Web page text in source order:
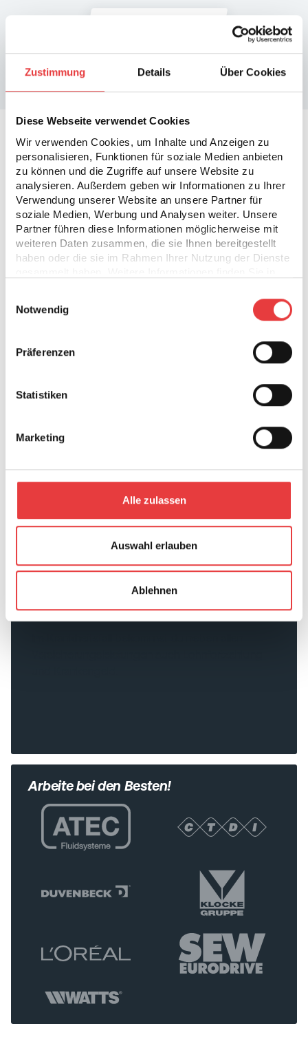
Zustimmung Details Über Cookies
Diese Webseite verwendet Cookies
Wir verwenden Cookies, um Inhalte und Anzeigen zu
personalisieren, Funktionen für soziale Medien anbieten
zu können und die Zugriffe auf unsere Website zu
analysieren. Außerdem geben wir Informationen zu Ihrer
Verwendung unserer Website an unsere Partner für
soziale Medien, Werbung und Analysen weiter. Unsere
Partner führen diese Informationen möglicherweise mit
weiteren Daten zusammen, die sie Ihnen bereitgestellt
haben oder die sie im Rahmen Ihrer Nutzung der Dienste
Notwendig
Präferenzen
Statistiken
Marketing
Alle zulassen
Auswahl erlauben
Ablehnen
Noch nicht überzeugt?
Gute Gründe gibt es hier:
beweisen und Erfahrung zu sammeln.
Immer gut versorgt
Arbeite bei den Besten!